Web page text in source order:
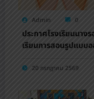
Admin 0
ประกาศโรงเรียนนาง
เรียนการสอนรูปแบบ
20 กรกฎาคม 2569